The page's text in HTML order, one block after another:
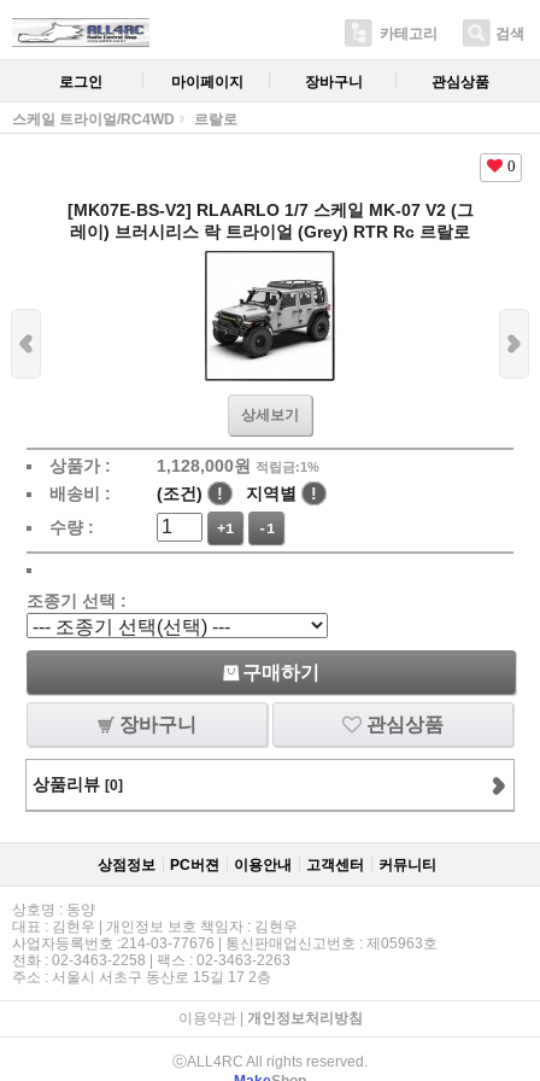
카테고리 검색
로그인 마이페이지 장바구니 관심상품
스케일 트라이얼/RC4WD 르랄로
0
[MK07E-BS-V2] RLAARLO 1/7 스케일 MK-07 V2 (그
레이) 브러시리스 락 트라이얼 (Grey) RTR Rc 르랄로
상세보기
상품가 : 1,128,000원 적립금:1%
배송비 : (조건) ! 지역별
!
수량 :
+1 -1
조종기 선택 :
구매하기
장바구니 관심상품
상품리뷰 [0]
상점정보 PC버젼 이용안내 고객센터 커뮤니티
상호명 : 동양
대표 : 김현우 | 개인정보 보호 책임자 : 김현우
사업자등록번호 :214-03-77676 | 통신판매업신고번호 : 제05963호
전화 : 02-3463-2258 | 팩스 : 02-3463-2263
주소 : 서울시 서초구 동산로 15길 17 2층
이용약관| 개인정보처리방침
ⓒALL4RC All rights reserved.